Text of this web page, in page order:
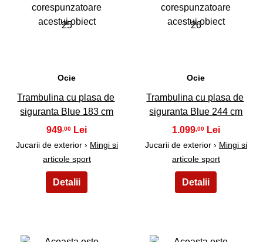
25
Ocie
Trambulina cu plasa de
siguranta Blue 183 cm
949 ,00
Jucarii de exterior › Mingi si
articole sport
26
Ocie
Trambulina cu plasa de
siguranta Blue 244 cm
1.099,00
Jucarii de exterior › Mingi si
articole sport